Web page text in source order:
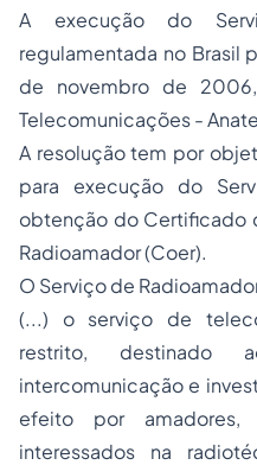
A execução do
regulamentada no Brasil
de novembro de
Telecomunicações -
A resolução tem por
para execução do
obtenção do Certificado
Radioamador (Coer).
O Serviço de
(...) o serviço de
restrito, destinado
intercomunicação e
efeito por amadores,
interessados na